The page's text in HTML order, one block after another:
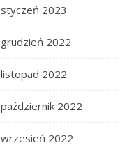
styczeń 2023
grudzień 2022
listopad 2022
październik 2022
wrzesień 2022